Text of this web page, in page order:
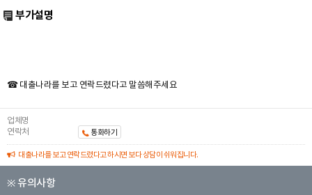
부가설명
☎ 대출나라를 보고 연락드렸다고 말씀해주세요
업체명
연락처
통화하기
대출나라를 보고 연락드렸다고 하시면 보다 상담이 쉬워집니다.
※ 유의사항